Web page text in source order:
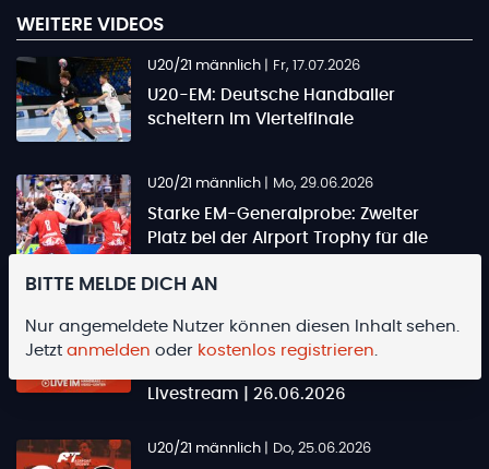
BITTE MELDE DICH AN
Nur angemeldete Nutzer können diesen Inhalt sehen.
Jetzt anmelden oder kostenlos registrieren.
WEITERE VIDEOS
U20/21 männlich Fr, 17.07.2026
U20-EM: Deutsche Handballer
scheitern im Viertelfinale
U20/21 männlich Mo, 29.06.2026
Starke EM-Generalprobe: Zweiter
Platz bei der Airport Trophy für die
Airport-Trophy 2026 U20m:
Livestream | 26.06.2026
U20/21 männlich Do, 25.06.2026